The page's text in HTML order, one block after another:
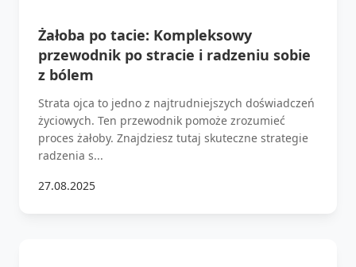
Żałoba po tacie: Kompleksowy
przewodnik po stracie i radzeniu sobie
z bólem
Strata ojca to jedno z najtrudniejszych doświadczeń
życiowych. Ten przewodnik pomoże zrozumieć
proces żałoby. Znajdziesz tutaj skuteczne strategie
radzenia s...
27.08.2025